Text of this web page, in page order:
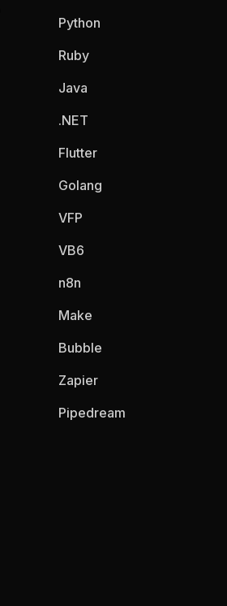
Python
Ruby
Java
.NET
Flutter
Golang
VFP
VB6
n8n
Make
Bubble
Zapier
Pipedream